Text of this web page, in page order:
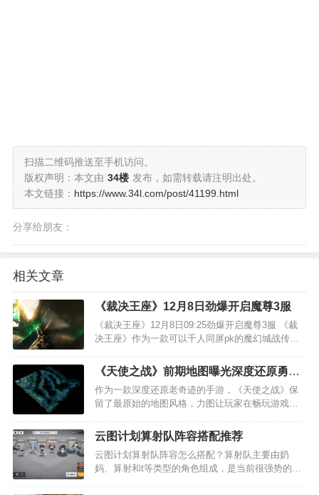
扫描二维码推送至手机访问。
版权声明：本文由 34楼 发布，如需转载请注明出处。
本文链接： https://www.34l.com/post/41199.html
分享给朋友：
相关文章
《裁决王座》12月8日劲爆开启魔尊3服
《裁决王座》12月8日09:25劲爆开启魔尊3服 《裁
决王座》作为一款可以千人同屏pk的魔幻城战传奇
富而纯正的技能任君挑选，另外光彩夺目的翅膀外
观与特色鲜明的时装随意搭配。超高爆率的副本地
图，…
《天使之战》前期地图曝光深度还原勇者
大陆（下）
作为一款深度还原老奇迹的手游，《天使之战》保
留了最原始的地图风格，力图让玩家在畅玩游戏的
渡阶段的地图，今天来给大家带来后续进阶的地图
细节。 【亚特兰蒂斯】——失落的文明 等级：60
级…
云图计划算射队阵容搭配推荐
云图计划算射队阵容怎么搭配？算射队主要由奶
妈、算射和t等类型的角色组成，是当前很强势的主